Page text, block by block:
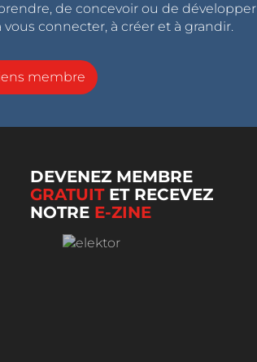
de concevoir ou de développer
connecter, à créer et à grandir.
membre
DEVENEZ MEMBRE
GRATUITET RECEVEZ
NOTRE E-ZINE